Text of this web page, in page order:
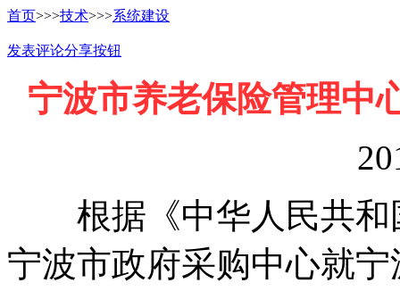
首页>>>技术>>>系统建设
发表评论分享按钮
宁波市养老保险管理中
根据《中华人民共和
宁波市政府采购中心就